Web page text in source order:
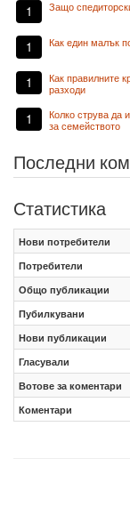
1 Защо
1 Как един малък
1
Как правилните
разходи
1
Колко струва да
за семейството
Последни
Статистика
Нови потребители
Потребители
Общо публикации
Пубилкувани
Нови публикации
Гласували
Вотове за коментари
Коментари